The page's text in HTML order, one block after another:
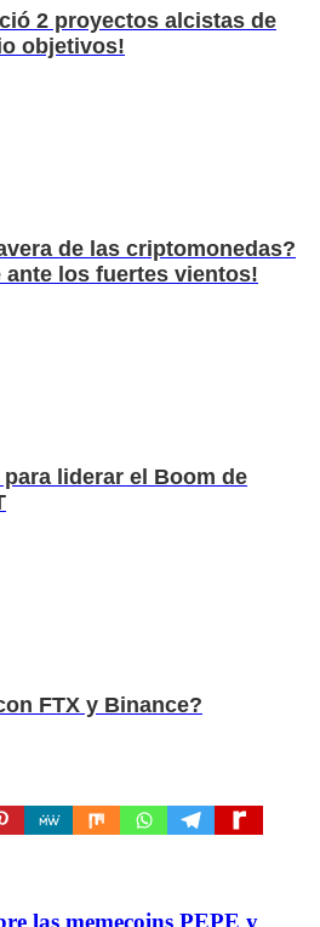
2 proyectos alcistas de
objetivos!
de las criptomonedas?
ante los fuertes vientos!
liderar el Boom de
FTX y Binance?
las memecoins PEPE y